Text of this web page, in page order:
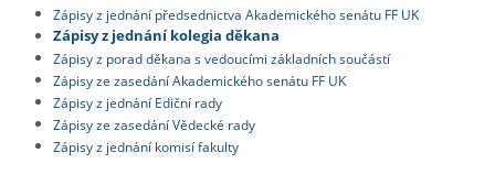
Zápisy z jednání předsednictva Akademického senátu FF UK
Zápisy z jednání kolegia děkana
Zápisy z porad děkana s vedoucími základních součástí
Zápisy ze zasedání Akademického senátu FF UK
Zápisy z jednání Ediční rady
Zápisy ze zasedání Vědecké rady
Zápisy z jednání komisí fakulty